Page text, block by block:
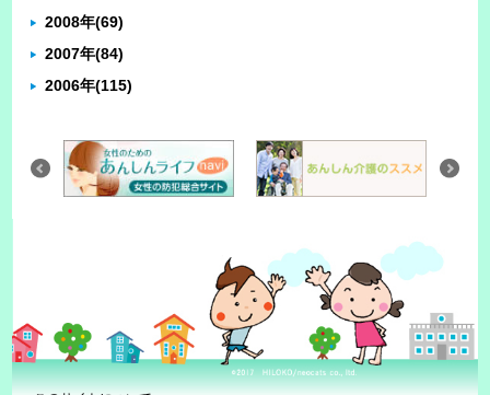
2008年(69)
2007年(84)
2006年(115)